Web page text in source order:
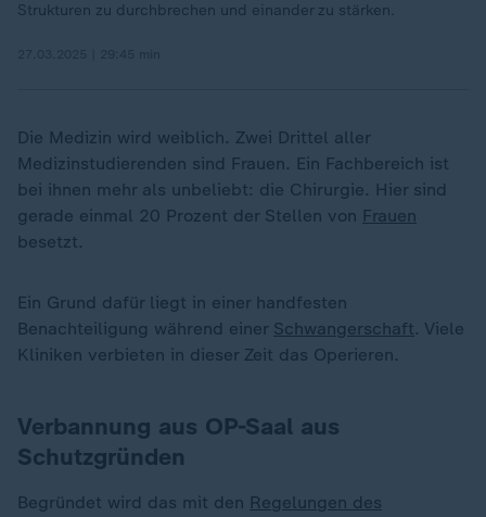
Strukturen zu durchbrechen und einander zu stärken.
Die Medizin wird weiblich. Zwei Drittel aller
Medizinstudierenden sind Frauen. Ein Fachbereich ist
bei ihnen mehr als unbeliebt: die Chirurgie. Hier sind
gerade einmal 20 Prozent der Stellen von Frauen
besetzt.
Ein Grund dafür liegt in einer handfesten
Benachteiligung während einer Schwangerschaft. Viele
Kliniken verbieten in dieser Zeit das Operieren.
Verbannung aus OP-Saal aus
Schutzgründen
Begründet wird das mit den Regelungen des